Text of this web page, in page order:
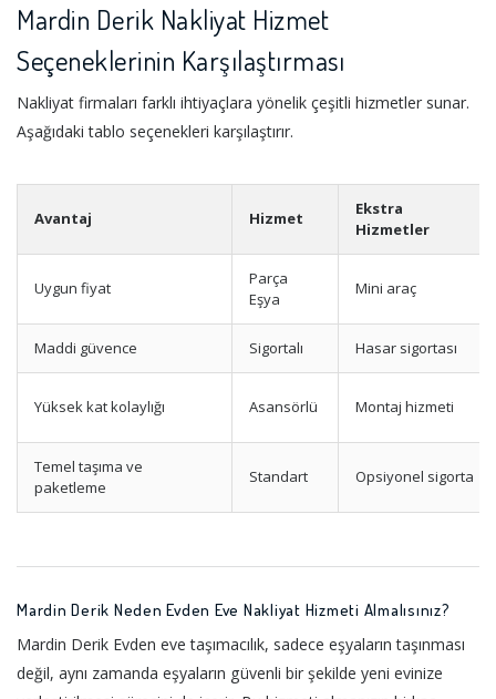
Mardin Derik Nakliyat Hizmet
Seçeneklerinin Karşılaştırması
Nakliyat firmaları farklı ihtiyaçlara yönelik çeşitli hizmetler sunar.
Aşağıdaki tablo seçenekleri karşılaştırır.
Avantaj Hizmet
Ekstra
Hizmetler
Uygun fiyat
Parça
Eşya
Mini araç
Maddi güvence Sigortalı Hasar sigortası
Yüksek kat kolaylığı Asansörlü Montaj hizmeti
Temel taşıma ve
paketleme
Standart Opsiyonel sigorta
Mardin Derik Neden Evden Eve Nakliyat Hizmeti Almalısınız?
Mardin Derik Evden eve taşımacılık, sadece eşyaların taşınması
değil, aynı zamanda eşyaların güvenli bir şekilde yeni evinize